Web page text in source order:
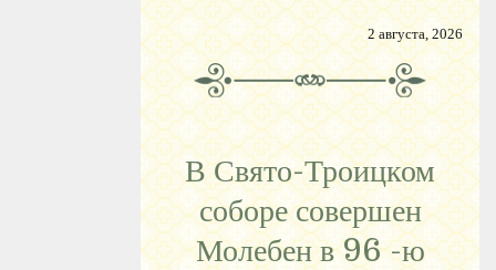
2 августа, 2026
В Свято-Троицком
соборе совершен
Молебен в 96 -ю